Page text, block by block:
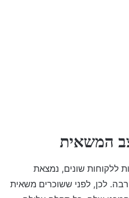
המשאית
ללקוחות שונים, נמצאת
לכן, לפני ששוכרים משאית